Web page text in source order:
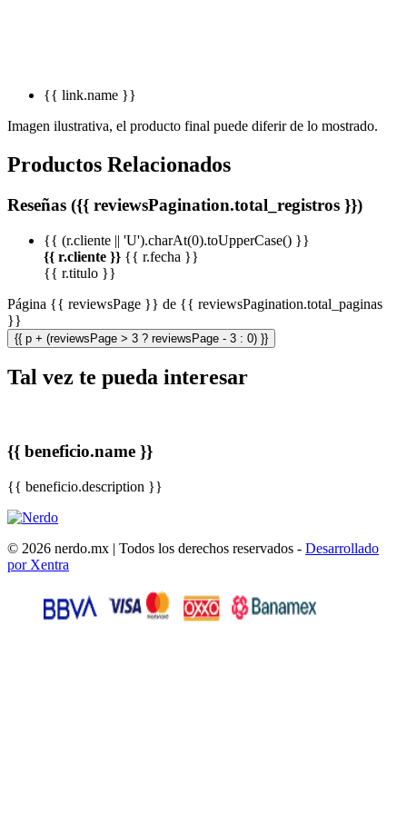
{{ link.name }}
Imagen ilustrativa, el producto final puede diferir de lo mostrado.
Productos Relacionados
Reseñas ({{ reviewsPagination.total_registros }})
{{ (r.cliente || 'U').charAt(0).toUpperCase() }}
{{ r.cliente }} {{ r.fecha }}
{{ r.titulo }}
Página {{ reviewsPage }} de {{ reviewsPagination.total_paginas
}}
{{ p + (reviewsPage > 3 ? reviewsPage - 3 : 0) }}
Tal vez te pueda interesar
{{ beneficio.name }}
{{ beneficio.description }}
© 2026 nerdo.mx | Todos los derechos reservados - Desarrollado
por Xentra